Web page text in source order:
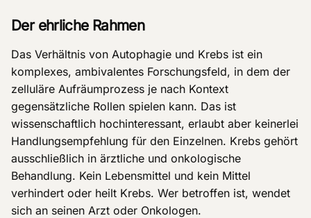
Der ehrliche Rahmen
Das Verhältnis von Autophagie und Krebs ist ein
komplexes, ambivalentes Forschungsfeld, in dem der
zelluläre Aufräumprozess je nach Kontext
gegensätzliche Rollen spielen kann. Das ist
wissenschaftlich hochinteressant, erlaubt aber keinerlei
Handlungsempfehlung für den Einzelnen. Krebs gehört
ausschließlich in ärztliche und onkologische
Behandlung. Kein Lebensmittel und kein Mittel
verhindert oder heilt Krebs. Wer betroffen ist, wendet
sich an seinen Arzt oder Onkologen.